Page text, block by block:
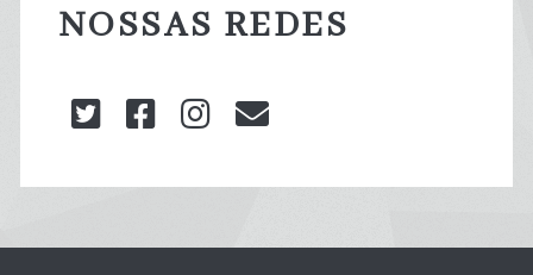
NOSSAS REDES
twitterfacebookinstagram